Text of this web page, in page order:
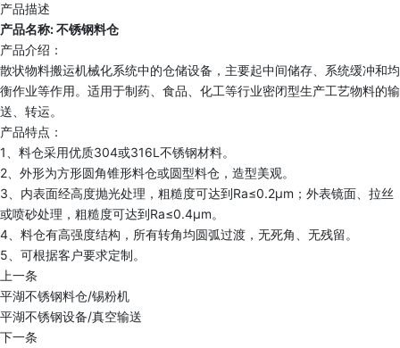
产品描述
产品名称: 不锈钢料仓
产品介绍：
散状物料搬运机械化系统中的仓储设备，主要起中间储存、系统缓冲和均
衡作业等作用。适用于制药、食品、化工等行业密闭型生产工艺物料的输
送、转运。
产品特点：
1、料仓采用优质304或316L不锈钢材料。
2、外形为方形圆角锥形料仓或圆型料仓，造型美观。
3、内表面经高度抛光处理，粗糙度可达到Ra≤0.2μm；外表镜面、拉丝
或喷砂处理，粗糙度可达到Ra≤0.4μm。
4、料仓有高强度结构，所有转角均圆弧过渡，无死角、无残留。
5、可根据客户要求定制。
上一条
平湖不锈钢料仓/锡粉机
平湖不锈钢设备/真空输送
下一条